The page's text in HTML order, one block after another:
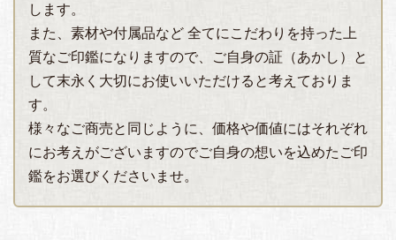
します。
また、素材や付属品など 全てにこだわりを持った上
質なご印鑑になりますので、ご自身の証（あかし）と
して末永く大切にお使いいただけると考えておりま
す。
様々なご商売と同じように、価格や価値にはそれぞれ
にお考えがございますのでご自身の想いを込めたご印
鑑をお選びくださいませ。